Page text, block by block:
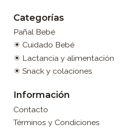
Categorías
Pañal Bebé
☀ Cuidado Bebé
☀ Lactancia y alimentación
☀ Snack y colaciones
Información
Contacto
Términos y Condiciones